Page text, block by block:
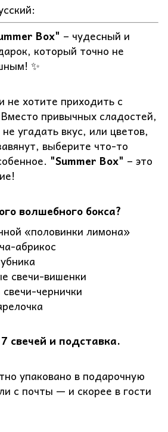
Box" – чудесный и
который точно не
✨
не хотите приходить с
привычных сладостей,
угадать вкус, или цветов,
выберите что-то
"Summer Box" – это
волшебного бокса?
«половинки лимона»
абрикос
свечи-вишенки
чернички
7 свечей и подставка.
упаковано в подарочную
с почты — и скорее в гости